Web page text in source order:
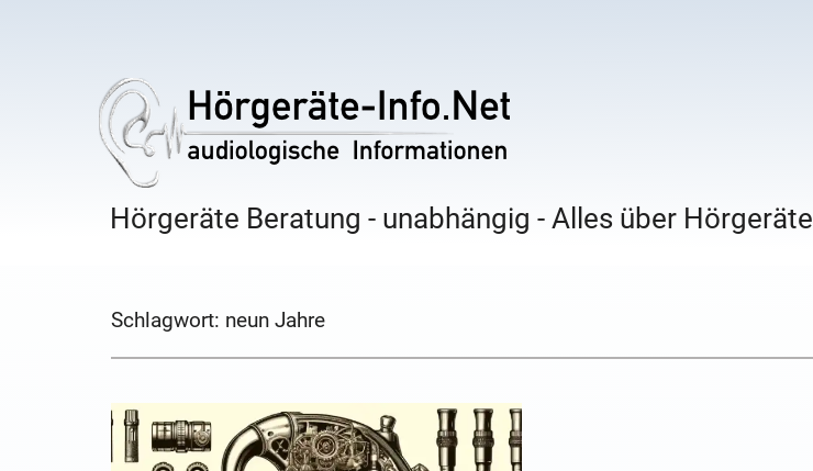
Hörgeräte Beratung - unabhängig - Alles über Hörgeräte
Schlagwort: neun Jahre